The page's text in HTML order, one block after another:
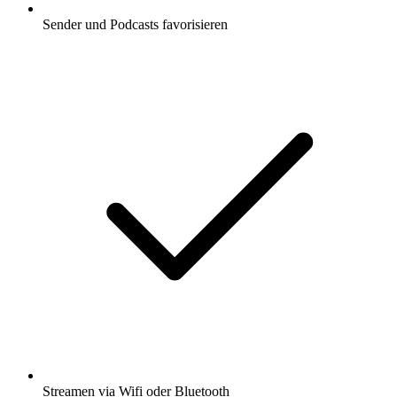
Sender und Podcasts favorisieren
Streamen via Wifi oder Bluetooth